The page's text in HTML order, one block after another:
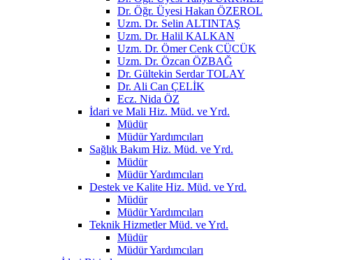
Dr. Öğr. Üyesi Hakan ÖZEROL
Uzm. Dr. Selin ALTINTAŞ
Uzm. Dr. Halil KALKAN
Uzm. Dr. Ömer Cenk CÜCÜK
Uzm. Dr. Özcan ÖZBAĞ
Dr. Gültekin Serdar TOLAY
Dr. Ali Can ÇELİK
Ecz. Nida ÖZ
İdari ve Mali Hiz. Müd. ve Yrd.
Müdür
Müdür Yardımcıları
Sağlık Bakım Hiz. Müd. ve Yrd.
Müdür
Müdür Yardımcıları
Destek ve Kalite Hiz. Müd. ve Yrd.
Müdür
Müdür Yardımcıları
Teknik Hizmetler Müd. ve Yrd.
Müdür
Müdür Yardımcıları